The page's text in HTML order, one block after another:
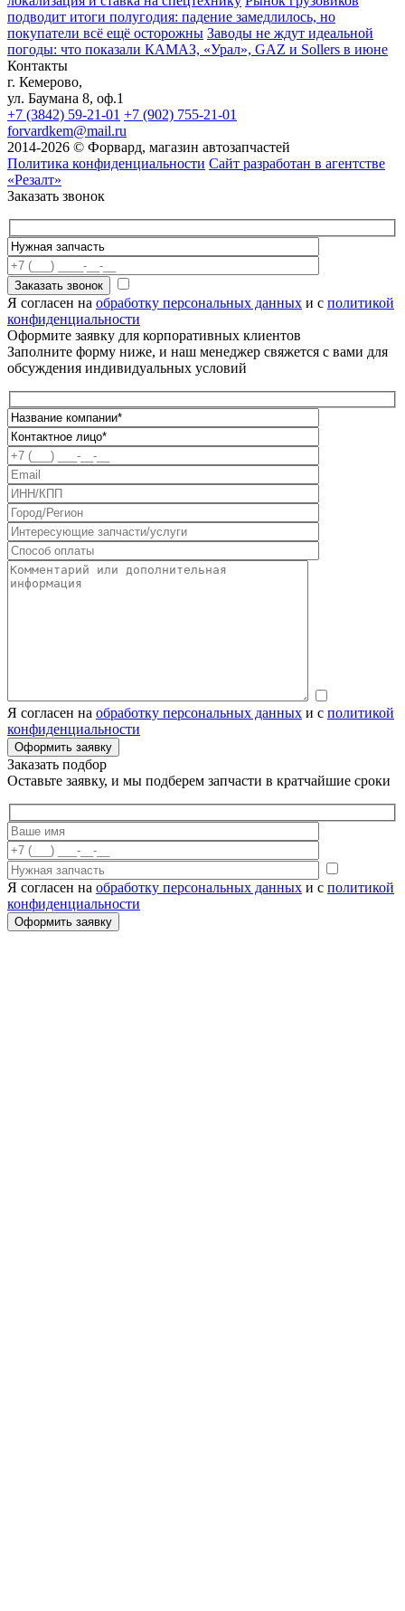
подводит итоги полугодия: падение замедлилось, но
покупатели всё ещё осторожны Заводы не ждут идеальной
погоды: что показали КАМАЗ, «Урал», GAZ и Sollers в июне
Контакты
г. Кемерово,
ул. Баумана 8, оф.1
+7 (3842) 59-21-01 +7 (902) 755-21-01
forvardkem@mail.ru
2014-2026 © Форвард, магазин автозапчастей
Политика конфиденциальности Сайт разработан в агентстве
«Резалт»
Заказать звонок
Я согласен на обработку персональных данных и с политикой
конфиденциальности
Оформите заявку для корпоративных клиентов
Заполните форму ниже, и наш менеджер свяжется с вами для
обсуждения индивидуальных условий
Я согласен на обработку персональных данных и с политикой
конфиденциальности
Заказать подбор
Оставьте заявку, и мы подберем запчасти в кратчайшие сроки
Я согласен на обработку персональных данных и с политикой
конфиденциальности